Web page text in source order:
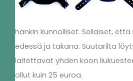
hankin kunnolliset. Sellaiset,
edessä ja takana. Suutarilta
laitettavat yhden koon
ollut kuin 25 euroa.